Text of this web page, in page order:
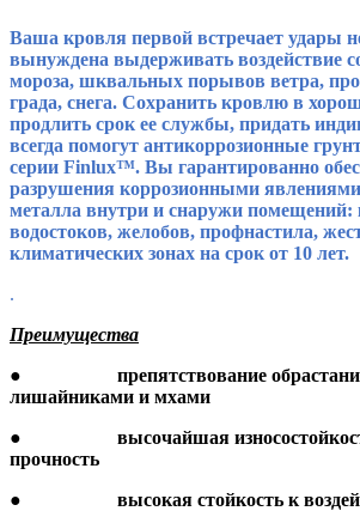
Ваша кровля первой встречает удары
вынуждена выдерживать воздействие
мороза, шквальных порывов ветра,
града, снега. Сохранить кровлю в
продлить срок ее службы, придать
всегда помогут антикоррозионные
серии Finlux™. Вы гарантированно
разрушения коррозионными
металла внутри и снаружи
водостоков, желобов, профнастила,
климатических зонах на срок от 10 лет.
.
Преимущества
● препятствование
лишайниками и мхами
● высочайшая
прочность
● высокая стойкость к